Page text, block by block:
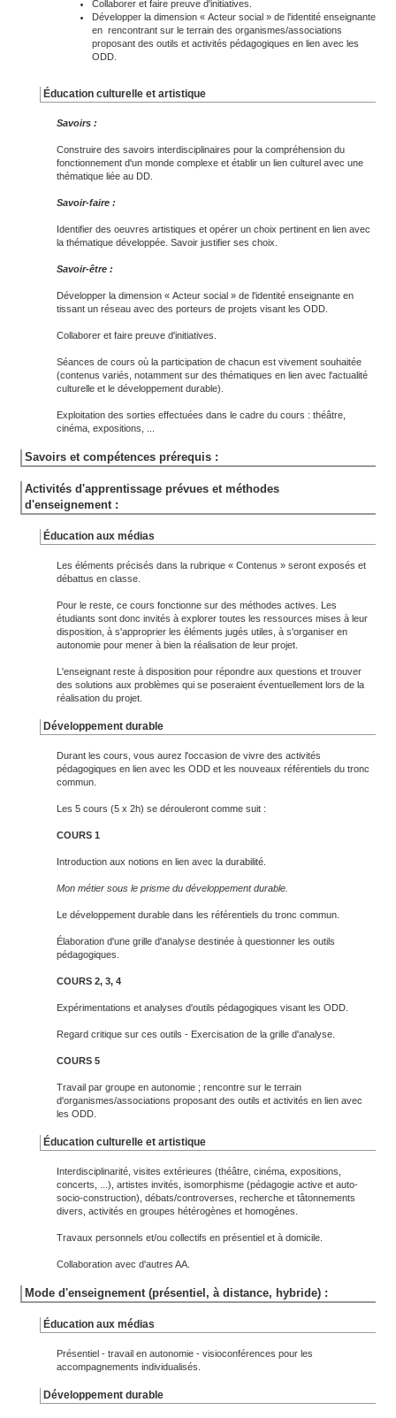
Collaborer et faire preuve d'initiatives.
Développer la dimension « Acteur social » de l'identité enseignante
en rencontrant sur le terrain des organismes/associations
proposant des outils et activités pédagogiques en lien avec les
ODD.
Éducation culturelle et artistique
Savoirs :
Construire des savoirs interdisciplinaires pour la compréhension du
fonctionnement d'un monde complexe et établir un lien culturel avec une
thématique liée au DD.
Savoir-faire :
Identifier des oeuvres artistiques et opérer un choix pertinent en lien avec
la thématique développée. Savoir justifier ses choix.
Savoir-être :
Développer la dimension « Acteur social » de l'identité enseignante en
tissant un réseau avec des porteurs de projets visant les ODD.
Collaborer et faire preuve d'initiatives.
Séances de cours où la participation de chacun est vivement souhaitée
(contenus variés, notamment sur des thématiques en lien avec l'actualité
culturelle et le développement durable).
Exploitation des sorties effectuées dans le cadre du cours : théâtre,
cinéma, expositions, ...
Savoirs et compétences prérequis :
Activités d'apprentissage prévues et méthodes
d'enseignement :
Éducation aux médias
Les éléments précisés dans la rubrique « Contenus » seront exposés et
débattus en classe.
Pour le reste, ce cours fonctionne sur des méthodes actives. Les
étudiants sont donc invités à explorer toutes les ressources mises à leur
disposition, à s'approprier les éléments jugés utiles, à s'organiser en
autonomie pour mener à bien la réalisation de leur projet.
L'enseignant reste à disposition pour répondre aux questions et trouver
des solutions aux problèmes qui se poseraient éventuellement lors de la
réalisation du projet.
Développement durable
Durant les cours, vous aurez l'occasion de vivre des activités
pédagogiques en lien avec les ODD et les nouveaux référentiels du tronc
commun.
Les 5 cours (5 x 2h) se dérouleront comme suit :
COURS 1
Introduction aux notions en lien avec la durabilité.
Mon métier sous le prisme du développement durable.
Le développement durable dans les référentiels du tronc commun.
Élaboration d'une grille d'analyse destinée à questionner les outils
pédagogiques.
COURS 2, 3, 4
Expérimentations et analyses d'outils pédagogiques visant les ODD.
Regard critique sur ces outils - Exercisation de la grille d'analyse.
COURS 5
Travail par groupe en autonomie ; rencontre sur le terrain
d'organismes/associations proposant des outils et activités en lien avec
les ODD.
Éducation culturelle et artistique
Interdisciplinarité, visites extérieures (théâtre, cinéma, expositions,
concerts, ...), artistes invités, isomorphisme (pédagogie active et auto-
socio-construction), débats/controverses, recherche et tâtonnements
divers, activités en groupes hétérogènes et homogènes.
Travaux personnels et/ou collectifs en présentiel et à domicile.
Collaboration avec d'autres AA.
Mode d'enseignement (présentiel, à distance, hybride) :
Éducation aux médias
Présentiel - travail en autonomie - visioconférences pour les
accompagnements individualisés.
Développement durable